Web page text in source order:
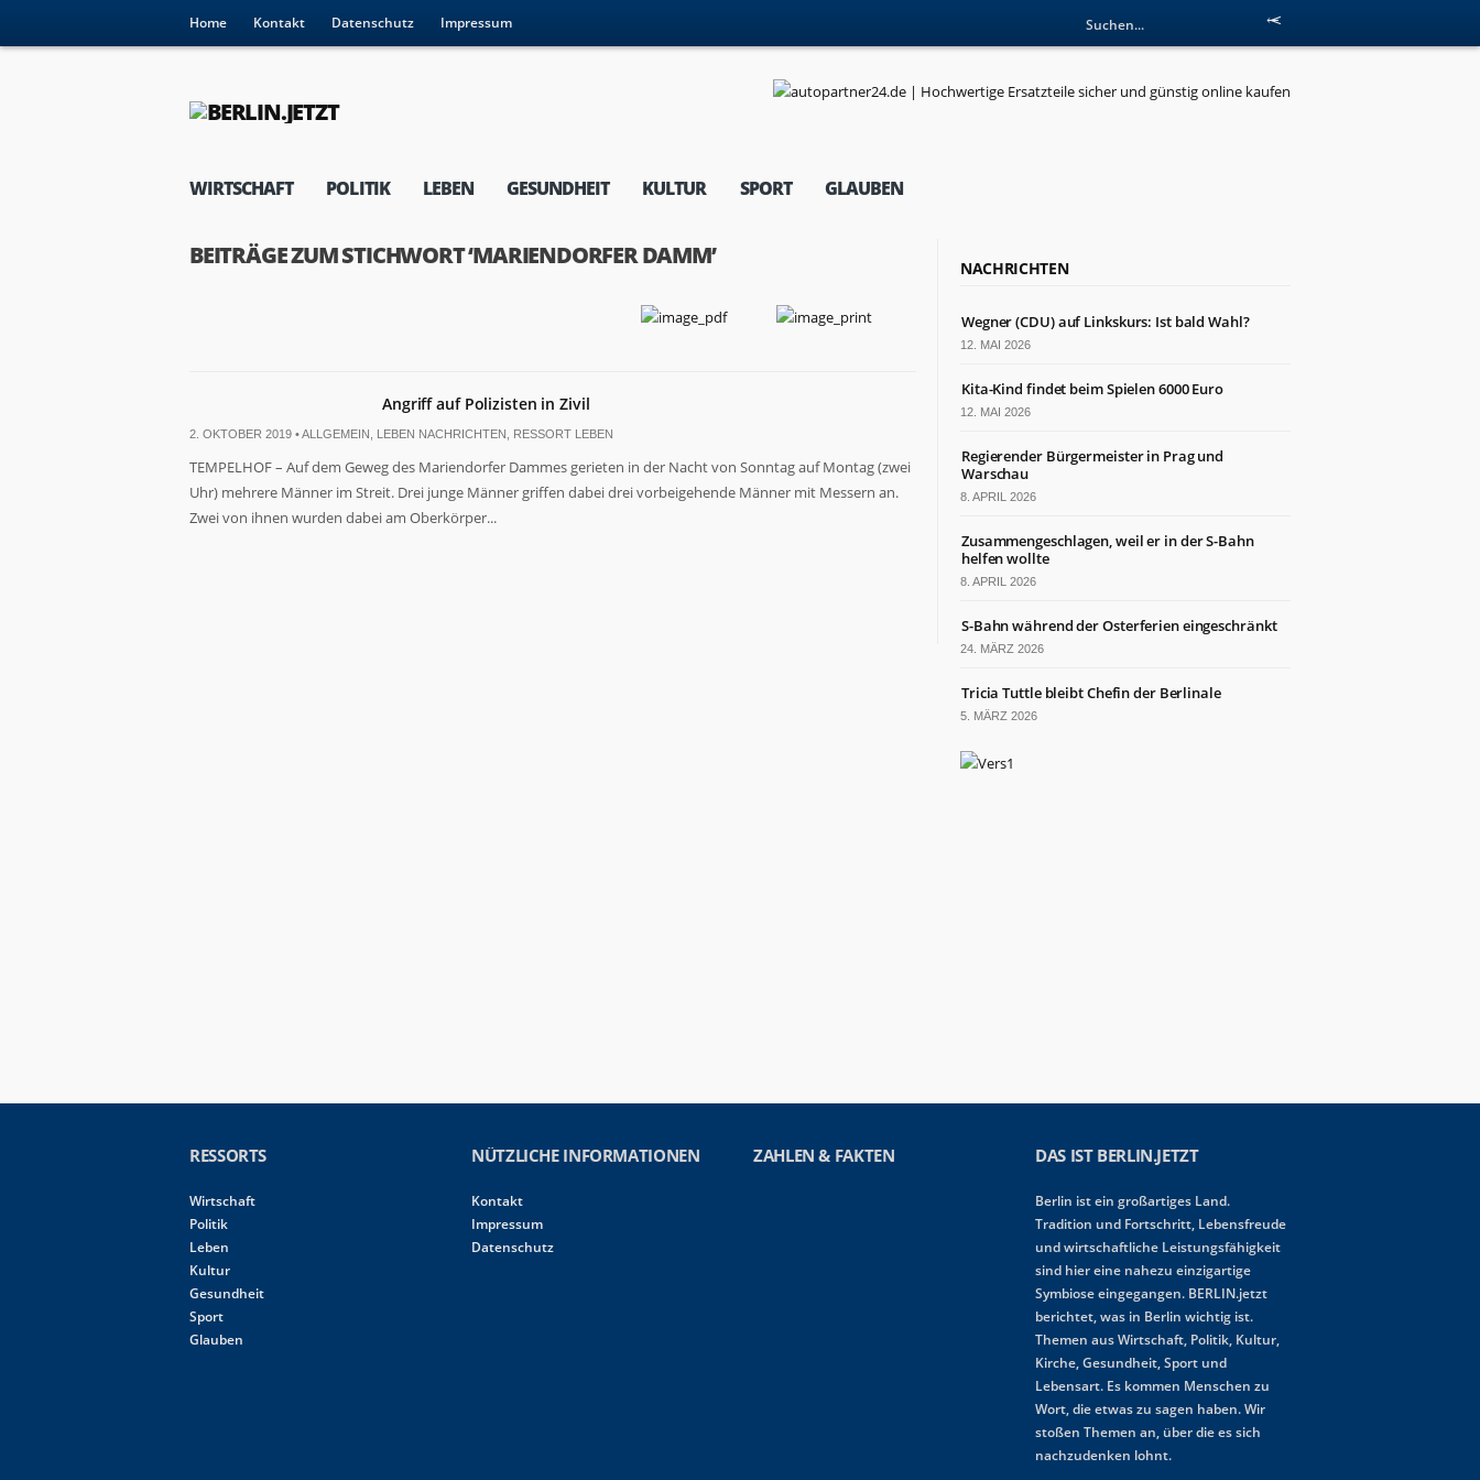
Home Kontakt Datenschutz Impressum
WIRTSCHAFT POLITIK LEBEN GESUNDHEIT KULTUR SPORT GLAUBEN
BEITRÄGE ZUM STICHWORT ‘MARIENDORFER DAMM’
Angriff auf Polizisten in Zivil
2. OKTOBER 2019 •ALLGEMEIN LEBEN NACHRICHTEN RESSORT LEBEN
TEMPELHOF – Auf dem Geweg des Mariendorfer Dammes gerieten in der Nacht von Sonntag auf Montag (zwei
Uhr) mehrere Männer im Streit. Drei junge Männer griffen dabei drei vorbeigehende Männer mit Messern an.
Zwei von ihnen wurden dabei am Oberkörper...
NACHRICHTEN
Wegner (CDU) auf Linkskurs: Ist bald Wahl?
12. MAI 2026
Kita-Kind findet beim Spielen 6000 Euro
12. MAI 2026
Regierender Bürgermeister in Prag und
Warschau
8. APRIL 2026
Zusammengeschlagen, weil er in der S-Bahn
helfen wollte
8. APRIL 2026
S-Bahn während der Osterferien eingeschränkt
24. MÄRZ 2026
Tricia Tuttle bleibt Chefin der Berlinale
5. MÄRZ 2026
RESSORTS
Wirtschaft
Politik
Leben
Kultur
Gesundheit
Sport
Glauben
NÜTZLICHE INFORMATIONEN
Kontakt
Impressum
Datenschutz
ZAHLEN & FAKTEN DAS IST BERLIN.JETZT
Berlin ist ein großartiges Land.
Tradition und Fortschritt, Lebensfreude
und wirtschaftliche Leistungsfähigkeit
sind hier eine nahezu einzigartige
Symbiose eingegangen. BERLIN.jetzt
berichtet, was in Berlin wichtig ist.
Themen aus Wirtschaft, Politik, Kultur,
Kirche, Gesundheit, Sport und
Lebensart. Es kommen Menschen zu
Wort, die etwas zu sagen haben. Wir
stoßen Themen an, über die es sich
nachzudenken lohnt.